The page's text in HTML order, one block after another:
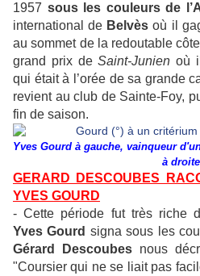
1957 sous les couleurs de
international de Belvès où il
au sommet de la redoutable
grand prix deSaint-Junien où
qui était à l’orée de sa grande
revient au club de Sainte-Foy,
fin de saison.
Yves Gourd à gauche, vainqueur
à droite
GERARD DESCOUBES
YVES GOURD
- Cette période fut très riche
Yves Gourd signa sous les
Gérard Descoubes nous
"Coursier qui ne se liait pas